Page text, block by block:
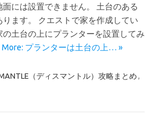
には設置できません。 土台のある
ます。 クエストで家を作成してい
土台の上にプランターを設置してみ
More: プランターは土台の上… »
（ディスマントル）攻略まとめ ,